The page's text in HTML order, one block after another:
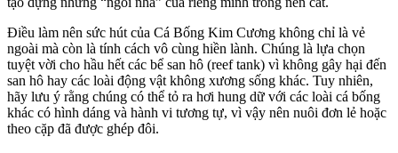
Điều làm nên sức hút của Cá Bống Kim Cương không chỉ là vẻ
ngoài mà còn là tính cách vô cùng hiền lành. Chúng là lựa chọn
tuyệt vời cho hầu hết các bể san hô (reef tank) vì không gây hại đến
san hô hay các loài động vật không xương sống khác. Tuy nhiên,
hãy lưu ý rằng chúng có thể tỏ ra hơi hung dữ với các loài cá bống
khác có hình dáng và hành vi tương tự, vì vậy nên nuôi đơn lẻ hoặc
theo cặp đã được ghép đôi.